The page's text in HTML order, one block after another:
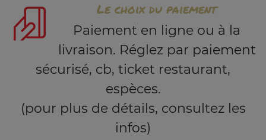
Le choix du paiement
Paiement en ligne ou à la
livraison. Réglez par paiement
sécurisé, cb, ticket restaurant,
espèces.
(pour plus de détails, consultez les
infos)